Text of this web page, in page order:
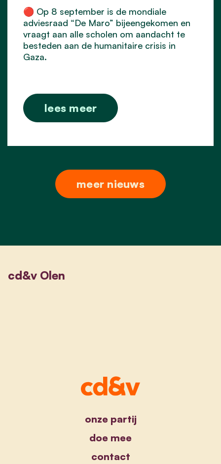
🔴 Op 8 september is de mondiale
adviesraad “De Maro” bijeengekomen en
vraagt aan alle scholen om aandacht te
besteden aan de humanitaire crisis in
Gaza.
lees meer
meer nieuws
cd&v Olen
onze partij
doe mee
contact